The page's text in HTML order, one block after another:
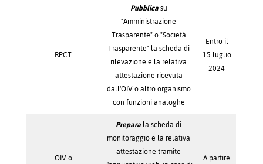
RPCT
Pubblicasu
"Amministrazione
Trasparente" o "Società
Trasparente" la scheda di
rilevazione e la relativa
attestazione ricevuta
dall'OIV o altro organismo
con funzioni analoghe
Entro il
15 luglio
2024
OIV o
Preparala scheda di
monitoraggio e la relativa
attestazione tramite
A partire